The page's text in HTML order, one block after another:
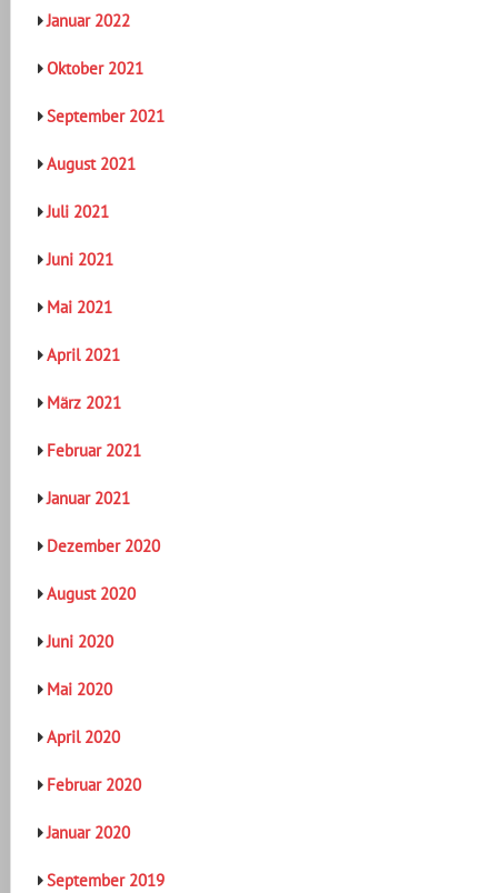
Januar 2022
Oktober 2021
September 2021
August 2021
Juli 2021
Juni 2021
Mai 2021
April 2021
März 2021
Februar 2021
Januar 2021
Dezember 2020
August 2020
Juni 2020
Mai 2020
April 2020
Februar 2020
Januar 2020
September 2019